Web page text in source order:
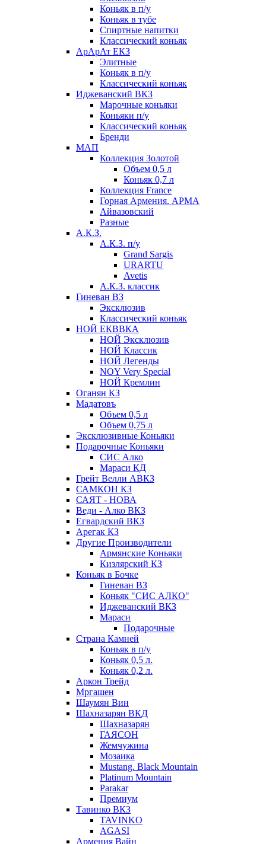
Коньяк в п/у
Коньяк в тубе
Спиртные напитки
Классический коньяк
АрАрАт ЕКЗ
Элитные
Коньяк в п/у
Классический коньяк
Иджеванский ВКЗ
Марочные коньяки
Коньяки п/у
Классический коньяк
Бренди
МАП
Коллекция Золотой
Объем 0,5 л
Коньяк 0,7 л
Коллекция France
Горная Армения. АРМА
Айвазовский
Разные
А.К.З.
А.К.З. п/у
Grand Sargis
URARTU
Avetis
А.К.З. классик
Гиневан ВЗ
Эксклюзив
Классический коньяк
НОЙ ЕКВВКА
НОЙ Эксклюзив
НОЙ Классик
НОЙ Легенды
NOY Very Speсial
НОЙ Кремлин
Оганян КЗ
Мадатовъ
Объем 0,5 л
Объем 0,75 л
Эксклюзивные Коньяки
Подарочные Коньяки
СИС Алко
Мараси КД
Грейт Велли АВКЗ
САМКОН КЗ
САЯТ - НОВА
Веди - Алко ВКЗ
Егвардский ВКЗ
Арегак КЗ
Другие Производители
Армянские Коньяки
Кизлярский КЗ
Коньяк в Бочке
Гиневан ВЗ
Коньяк "СИС АЛКО"
Иджеванский ВКЗ
Мараси
Подарочные
Страна Камней
Коньяк в п/у
Коньяк 0,5 л.
Коньяк 0,2 л.
Аркон Трейд
Мргашен
Шаумян Вин
Шахназарян ВКД
Шахназарян
ГАЯСОН
Жемчужина
Мозаика
Mustang. Black Mountain
Platinum Mountain
Parakar
Премиум
Тавинко ВКЗ
TAVINKO
AGASI
Армения Вайн